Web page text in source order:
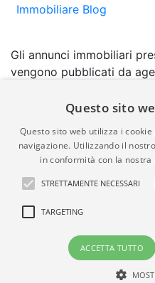
Immobiliare Blog
Gli annunci immobiliari
vengono pubblicati da
comporta l'approvazione
garanzia da parte di
quindi non è
correttezza, della
materia di privacy e/o di
suddetti annunci.
© Copyright 2007 - 2026
Immobiliare-Italia.it - Part.
Questo sito
Questo sito web utilizza i
navigazione. Utilizzando il
in conformità con la nostra
STRETTAMENTE NECESSARI
TARGETING
ACCETTA TUTTO